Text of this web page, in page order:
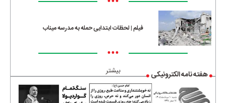
فیلم | لحظات ابتدایی حمله به مدرسه میناب
•••
بیشتر هفته نامه الکترونیکی